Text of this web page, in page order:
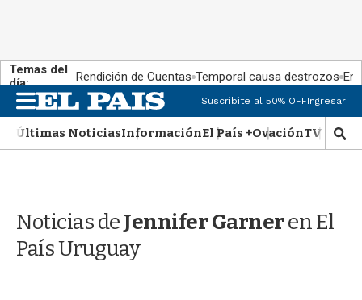
Temas del
día:
Rendición de Cuentas Temporal causa destrozos En
M
e
n
u
Suscribite al 50% OFFIngresar
Últimas NoticiasInformaciónEl País +OvaciónTV Show
M
o
Noticias deJennifer Garneren El
País Uruguay